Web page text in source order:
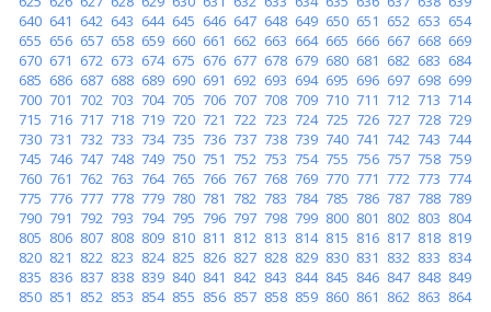
640 641 642 643 644 645 646 647 648 649 650 651 652 653 654
655 656 657 658 659 660 661 662 663 664 665 666 667 668 669
670 671 672 673 674 675 676 677 678 679 680 681 682 683 684
685 686 687 688 689 690 691 692 693 694 695 696 697 698 699
700 701 702 703 704 705 706 707 708 709 710 711 712 713 714
715 716 717 718 719 720 721 722 723 724 725 726 727 728 729
730 731 732 733 734 735 736 737 738 739 740 741 742 743 744
745 746 747 748 749 750 751 752 753 754 755 756 757 758 759
760 761 762 763 764 765 766 767 768 769 770 771 772 773 774
775 776 777 778 779 780 781 782 783 784 785 786 787 788 789
790 791 792 793 794 795 796 797 798 799 800 801 802 803 804
805 806 807 808 809 810 811 812 813 814 815 816 817 818 819
820 821 822 823 824 825 826 827 828 829 830 831 832 833 834
835 836 837 838 839 840 841 842 843 844 845 846 847 848 849
850 851 852 853 854 855 856 857 858 859 860 861 862 863 864